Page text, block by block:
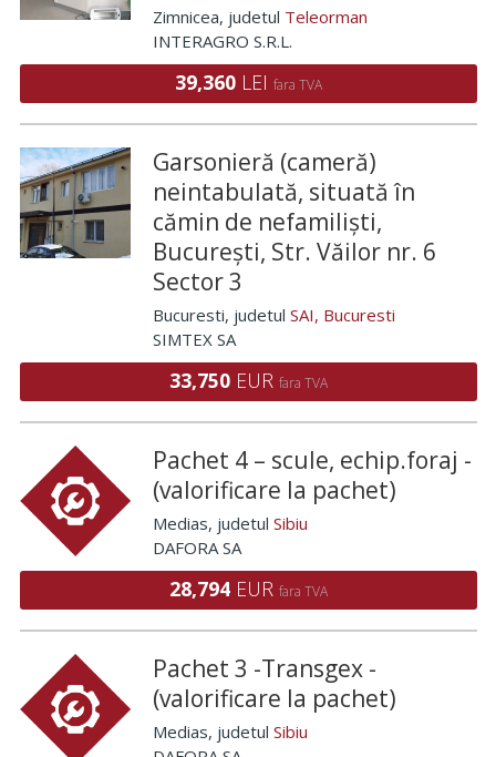
Zimnicea, judetul Teleorman
INTERAGRO S.R.L.
39,360 LEI fara TVA
Garsonieră (cameră)
neintabulată, situată în
cămin de nefamiliști,
București, Str. Văilor nr. 6
Sector 3
Bucuresti, judetul SAI, Bucuresti
SIMTEX SA
33,750 EUR fara TVA
Pachet 4 – scule, echip.foraj -
(valorificare la pachet)
Medias, judetul Sibiu
DAFORA SA
28,794 EUR fara TVA
Pachet 3 -Transgex -
(valorificare la pachet)
Medias, judetul Sibiu